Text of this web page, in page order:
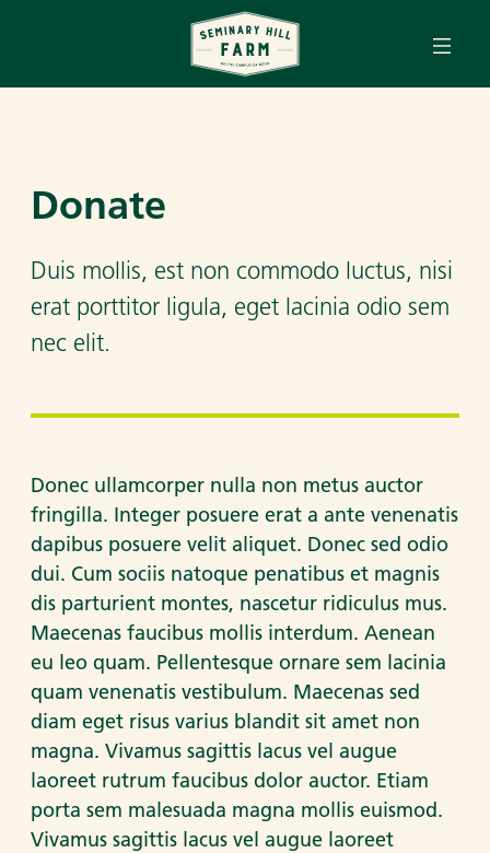
Donate
Duis mollis, est non commodo luctus, nisi
erat porttitor ligula, eget lacinia odio sem
nec elit.
Donec ullamcorper nulla non metus auctor
fringilla. Integer posuere erat a ante venenatis
dapibus posuere velit aliquet. Donec sed odio
dui. Cum sociis natoque penatibus et magnis
dis parturient montes, nascetur ridiculus mus.
Maecenas faucibus mollis interdum. Aenean
eu leo quam. Pellentesque ornare sem lacinia
quam venenatis vestibulum. Maecenas sed
diam eget risus varius blandit sit amet non
magna. Vivamus sagittis lacus vel augue
laoreet rutrum faucibus dolor auctor. Etiam
porta sem malesuada magna mollis euismod.
Vivamus sagittis lacus vel augue laoreet